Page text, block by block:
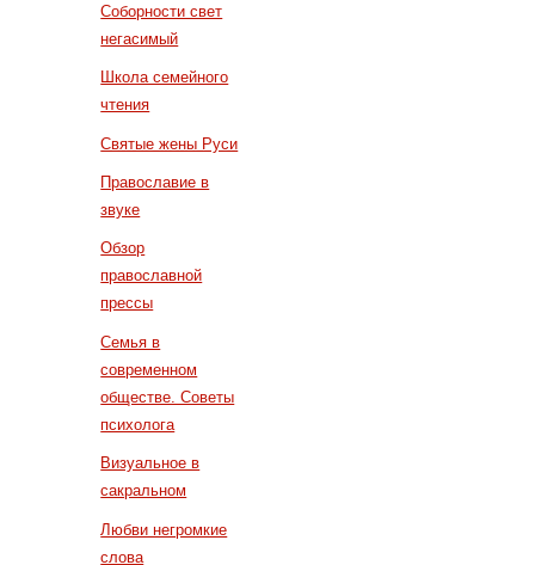
Соборности свет
негасимый
Школа семейного
чтения
Святые жены Руси
Православие в
звуке
Обзор
православной
прессы
Семья в
современном
обществе. Советы
психолога
Визуальное в
сакральном
Любви негромкие
слова